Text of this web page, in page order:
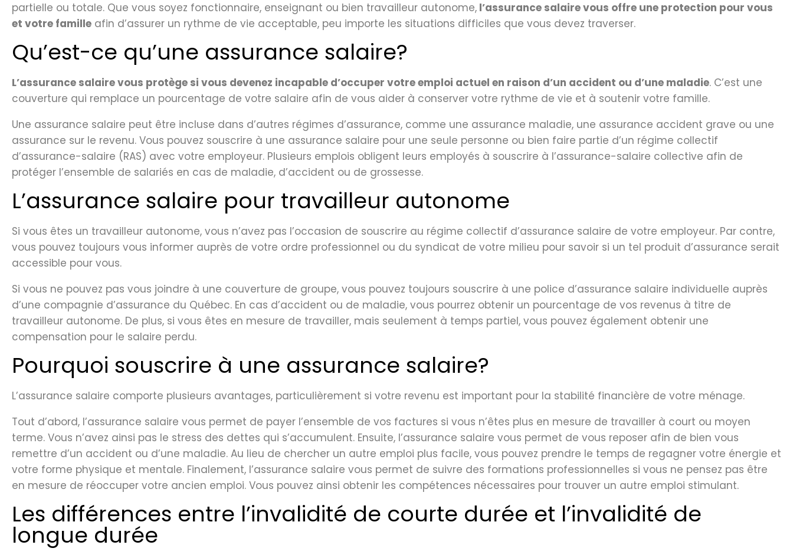
partielle ou totale. Que vous soyez fonctionnaire, enseignant ou bien travailleur autonome, l’assurance salaire vous offre une protection pour vous
et votre famille afin d’assurer un rythme de vie acceptable, peu importe les situations difficiles que vous devez traverser.
Qu’est-ce qu’une assurance salaire?
L’assurance salaire vous protège si vous devenez incapable d’occuper votre emploi actuel en raison d’un accident ou d’une maladie. C’est une
couverture qui remplace un pourcentage de votre salaire afin de vous aider à conserver votre rythme de vie et à soutenir votre famille.
Une assurance salaire peut être incluse dans d’autres régimes d’assurance, comme une assurance maladie, une assurance accident grave ou une
assurance sur le revenu. Vous pouvez souscrire à une assurance salaire pour une seule personne ou bien faire partie d’un régime collectif
d’assurance-salaire (RAS) avec votre employeur. Plusieurs emplois obligent leurs employés à souscrire à l’assurance-salaire collective afin de
protéger l’ensemble de salariés en cas de maladie, d’accident ou de grossesse.
L’assurance salaire pour travailleur autonome
Si vous êtes un travailleur autonome, vous n’avez pas l’occasion de souscrire au régime collectif d’assurance salaire de votre employeur. Par contre,
vous pouvez toujours vous informer auprès de votre ordre professionnel ou du syndicat de votre milieu pour savoir si un tel produit d’assurance serait
accessible pour vous.
Si vous ne pouvez pas vous joindre à une couverture de groupe, vous pouvez toujours souscrire à une police d’assurance salaire individuelle auprès
d’une compagnie d’assurance du Québec. En cas d’accident ou de maladie, vous pourrez obtenir un pourcentage de vos revenus à titre de
travailleur autonome. De plus, si vous êtes en mesure de travailler, mais seulement à temps partiel, vous pouvez également obtenir une
compensation pour le salaire perdu.
Pourquoi souscrire à une assurance salaire?
L’assurance salaire comporte plusieurs avantages, particulièrement si votre revenu est important pour la stabilité financière de votre ménage.
Tout d’abord, l’assurance salaire vous permet de payer l’ensemble de vos factures si vous n’êtes plus en mesure de travailler à court ou moyen
terme. Vous n’avez ainsi pas le stress des dettes qui s’accumulent. Ensuite, l’assurance salaire vous permet de vous reposer afin de bien vous
remettre d’un accident ou d’une maladie. Au lieu de chercher un autre emploi plus facile, vous pouvez prendre le temps de regagner votre énergie et
votre forme physique et mentale. Finalement, l’assurance salaire vous permet de suivre des formations professionnelles si vous ne pensez pas être
en mesure de réoccuper votre ancien emploi. Vous pouvez ainsi obtenir les compétences nécessaires pour trouver un autre emploi stimulant.
Les différences entre l’invalidité de courte durée et l’invalidité de
longue durée